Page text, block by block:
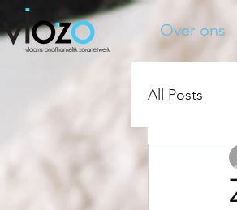
Over ons
All Posts